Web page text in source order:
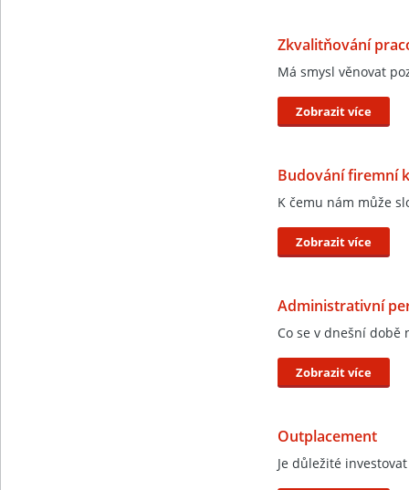
Zkvalitňování
Má smysl věnovat
Zobrazit více
Budování firemní
K čemu nám může
Zobrazit více
Administrativní
Co se v dnešní
Zobrazit více
Outplacement
Je důležité